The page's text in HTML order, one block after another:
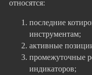
относятся:
последние
инструментам;
активные
промежуточные
индикаторов;